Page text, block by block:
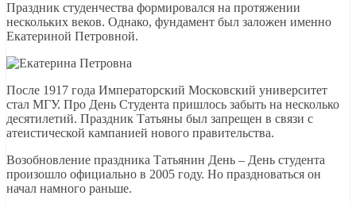
Праздник студенчества формировался на протяжении
нескольких веков. Однако, фундамент был заложен именно
Екатериной Петровной.
После 1917 года Императорский Московский университет
стал МГУ. Про День Студента пришлось забыть на несколько
десятилетий. Праздник Татьяны был запрещен в связи с
атеистической кампанией нового правительства.
Возобновление праздника Татьянин День – День студента
произошло официально в 2005 году. Но праздноваться он
начал намного раньше.